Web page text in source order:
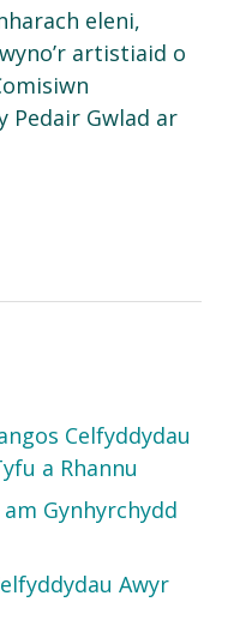
eleni,
artistiaid o
Pedair Gwlad ar
Celfyddydau
a Rhannu
Gynhyrchydd
Awyr